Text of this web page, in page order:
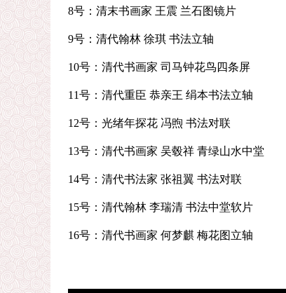
8号：清末书画家 王震 兰石图镜片
9号：清代翰林 徐琪 书法立轴
10号：清代书画家 司马钟花鸟四条屏
11号：清代重臣 恭亲王 绢本书法立轴
12号：光绪年探花 冯煦 书法对联
13号：清代书画家 吴毂祥 青绿山水中堂
14号：清代书法家 张祖翼 书法对联
15号：清代翰林 李瑞清 书法中堂软片
16号：清代书画家 何梦麒 梅花图立轴